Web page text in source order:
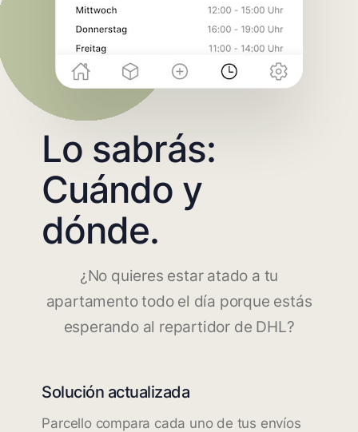
Lo sabrás:
Cuándo y
dónde.
¿No quieres estar atado a tu
apartamento todo el día porque estás
esperando al repartidor de DHL?
Solución actualizada
Parcello compara cada uno de tus envíos